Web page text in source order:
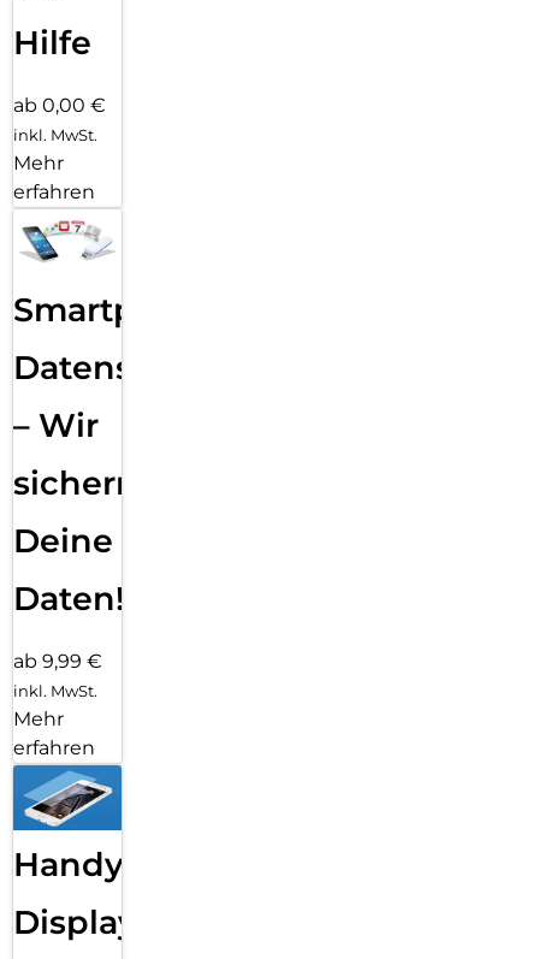
Hilfe
ab 0,00 €
inkl. MwSt.
Mehr
erfahren
Smartphone
Datensicherung
– Wir
sichern
Deine
Daten!
ab 9,99 €
inkl. MwSt.
Mehr
erfahren
Handy
Displayfolie